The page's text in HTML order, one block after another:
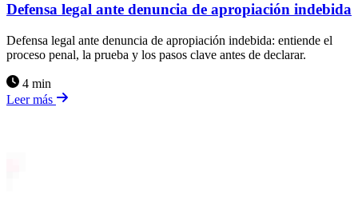
Defensa legal ante denuncia de apropiación indebida
Defensa legal ante denuncia de apropiación indebida: entiende el
proceso penal, la prueba y los pasos clave antes de declarar.
4 min
Leer más